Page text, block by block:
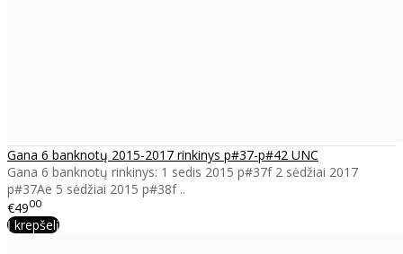
Gana 6 banknotų 2015-2017 rinkinys p#37-p#42 UNC
Gana 6 banknotų rinkinys: 1 sedis 2015 p#37f 2 sėdžiai 2017
p#37Ae 5 sėdžiai 2015 p#38f ..
€4900
Į krepšelį